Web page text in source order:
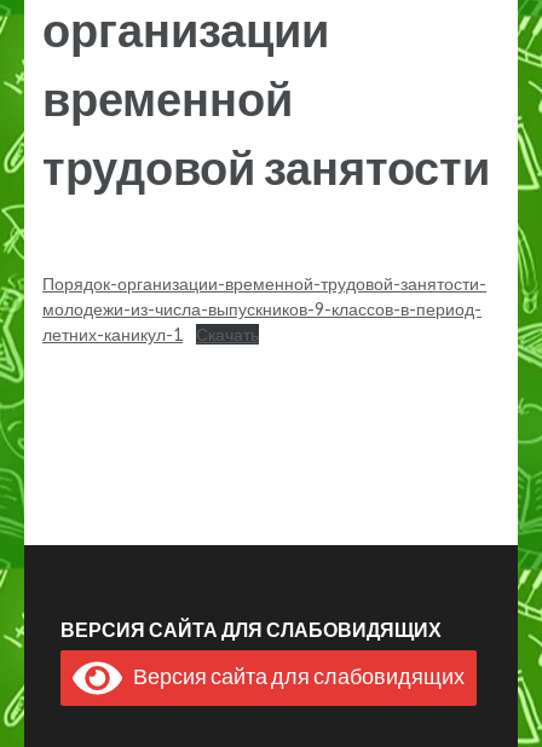
организации
временной
трудовой занятости
Порядок-организации-временной-трудовой-занятости-
молодежи-из-числа-выпускников-9-классов-в-период-
летних-каникул-1
Скачать
ВЕРСИЯ САЙТА ДЛЯ СЛАБОВИДЯЩИХ
Версия сайта для слабовидящих